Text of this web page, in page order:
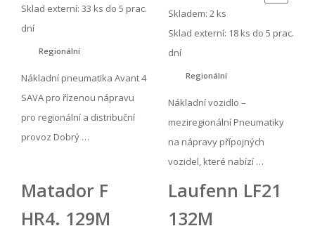
Sklad externí: 33 ks do 5 prac.
dní
Regionální
Nákladní pneumatika Avant 4
SAVA pro řízenou nápravu
pro regionální a distribuční
provoz Dobrý …
Skladem: 2 ks
Sklad externí: 18 ks do 5 prac.
dní
Regionální
Nákladní vozidlo –
meziregionální Pneumatiky
na nápravy přípojných
vozidel, které nabízí …
Matador F
HR4. 129M
Laufenn LF21
132M